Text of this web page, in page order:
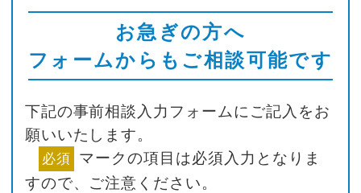
お急ぎの方へ
フォームからもご相談可能です
下記の事前相談入力フォームにご記入をお
願いいたします。
必須 マークの項目は必須入力となりま
すので、ご注意ください。